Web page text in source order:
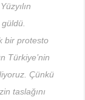
bir protesto
Türkiye’nin
Çünkü
taslağını